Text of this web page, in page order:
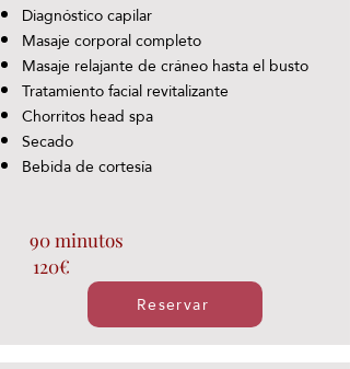
Diagnóstico capilar
Masaje corporal completo
Masaje relajante de cráneo hasta el busto
Tratamiento facial revitalizante
Chorritos head spa
Secado
Bebida de cortesía
90 minutos
120€
Reservar